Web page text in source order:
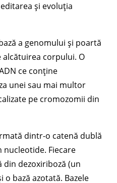
și evoluția
a genomului și poartă
corpului. O
ce conține
unei sau mai multor
pe cromozomii din
dintr-o catenă dublă
Fiecare
din dezoxiriboză (un
bază azotată. Bazele